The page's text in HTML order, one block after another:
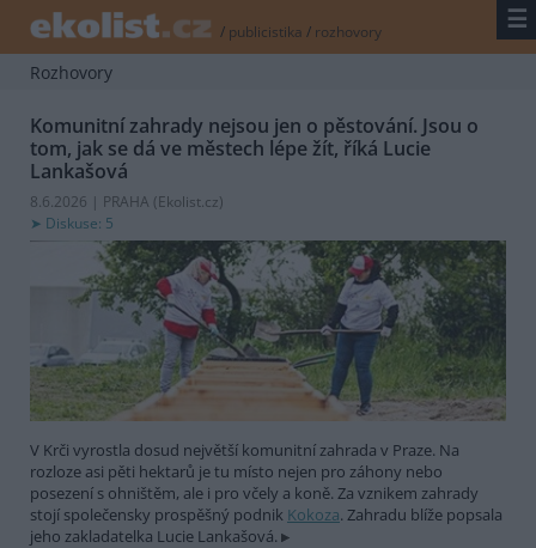
/ publicistika / rozhovory ☰
Rozhovory
Komunitní zahrady nejsou jen o pěstování. Jsou o
tom, jak se dá ve městech lépe žít, říká Lucie
Lankašová
8.6.2026 | PRAHA (Ekolist.cz)
Diskuse: 5
V Krči vyrostla dosud největší komunitní zahrada v Praze. Na
rozloze asi pěti hektarů je tu místo nejen pro záhony nebo
posezení s ohništěm, ale i pro včely a koně. Za vznikem zahrady
stojí společensky prospěšný podnik Kokoza. Zahradu blíže popsala
jeho zakladatelka Lucie Lankašová.